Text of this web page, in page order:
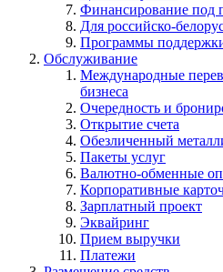
Финансирование под
Для российско-
Программы поддержки
Обслуживание
Международные
бизнеса
Очередность и
Открытие счета
Обезличенный
Пакеты услуг
Валютно-обменные
Корпоративные
Зарплатный проект
Эквайринг
Прием выручки
Платежи